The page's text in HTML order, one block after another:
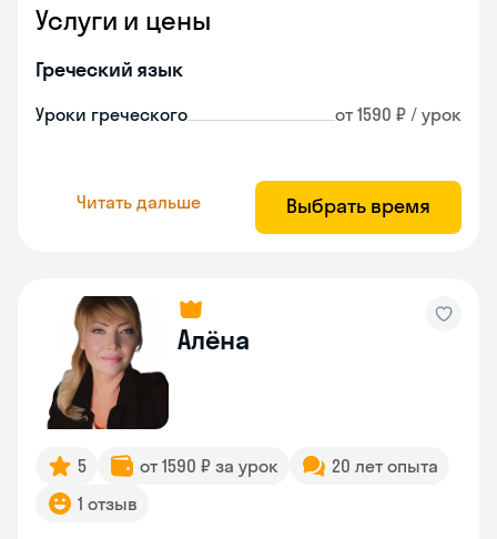
Услуги и цены
Греческий язык
Уроки греческого от 1590 ₽ / урок
Читать дальше Выбрать время
Алёна
5 от 1590 ₽ за урок
20 лет опыта
1 отзыв